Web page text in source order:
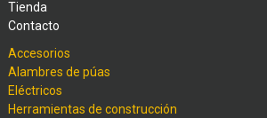
Tienda
Contacto
Accesorios
Alambres de púas
Eléctricos
Herramientas de construcción